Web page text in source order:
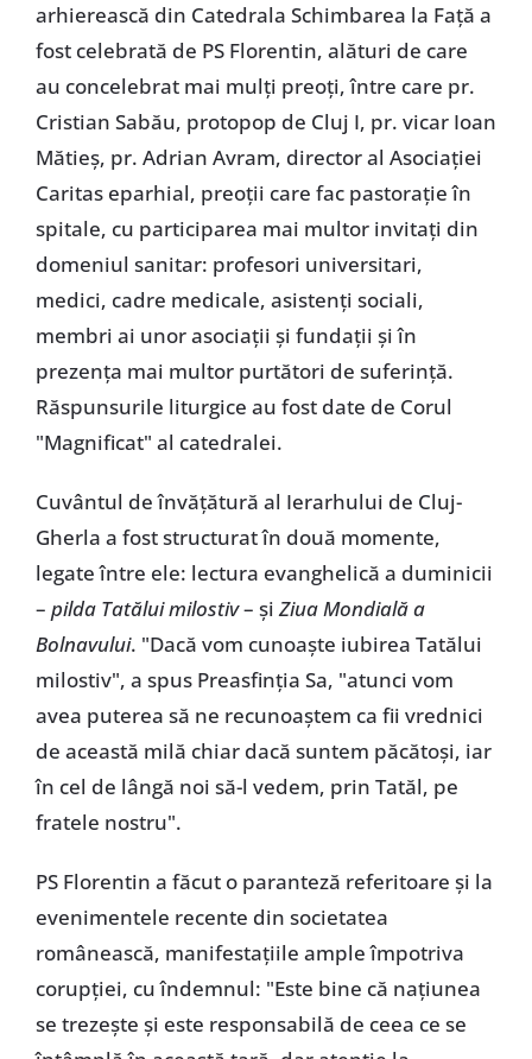
arhierească din Catedrala Schimbarea la Față a
fost celebrată de PS Florentin, alături de care
au concelebrat mai mulți preoți, între care pr.
Cristian Sabău, protopop de Cluj I, pr. vicar Ioan
Mătieș, pr. Adrian Avram, director al Asociației
Caritas eparhial, preoții care fac pastorație în
spitale, cu participarea mai multor invitați din
domeniul sanitar: profesori universitari,
medici, cadre medicale, asistenți sociali,
membri ai unor asociații și fundații și în
prezența mai multor purtători de suferință.
Răspunsurile liturgice au fost date de Corul
"Magnificat" al catedralei.
Cuvântul de învățătură al Ierarhului de Cluj-
Gherla a fost structurat în două momente,
legate între ele: lectura evanghelică a duminicii
– pilda Tatălui milostiv– șiZiua Mondială a
Bolnavului. "Dacă vom cunoaște iubirea Tatălui
milostiv", a spus Preasfinția Sa, "atunci vom
avea puterea să ne recunoaștem ca fii vrednici
de această milă chiar dacă suntem păcătoși, iar
în cel de lângă noi să-l vedem, prin Tatăl, pe
fratele nostru".
PS Florentin a făcut o paranteză referitoare și la
evenimentele recente din societatea
românească, manifestațiile ample împotriva
corupției, cu îndemnul: "Este bine că națiunea
se trezește și este responsabilă de ceea ce se